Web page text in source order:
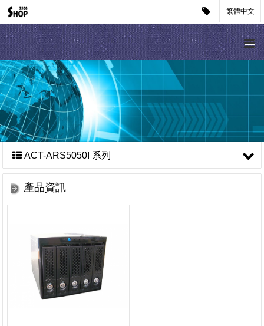
繁體中文
ACT-ARS5050I 系列
產品資訊